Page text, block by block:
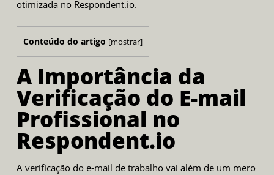
otimizada no Respondent.io.
Conteúdo do artigo [mostrar]
A Importância da
Verificação do E-mail
Profissional no
Respondent.io
A verificação do e-mail de trabalho vai além de um mero